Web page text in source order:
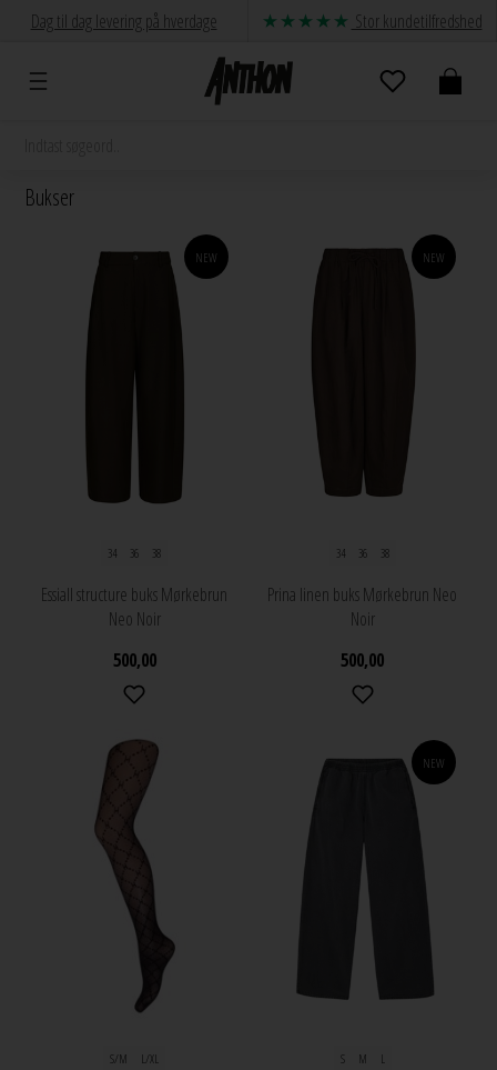
Dag til dag levering på hverdage Stor kundetilfredshed
Bukser
NEW
34 36 38
Essiall structure buks Mørkebrun
Neo Noir
500,00
NEW
34 36 38
Prina linen buks Mørkebrun Neo
Noir
500,00
S/M L/XL
NEW
S M L